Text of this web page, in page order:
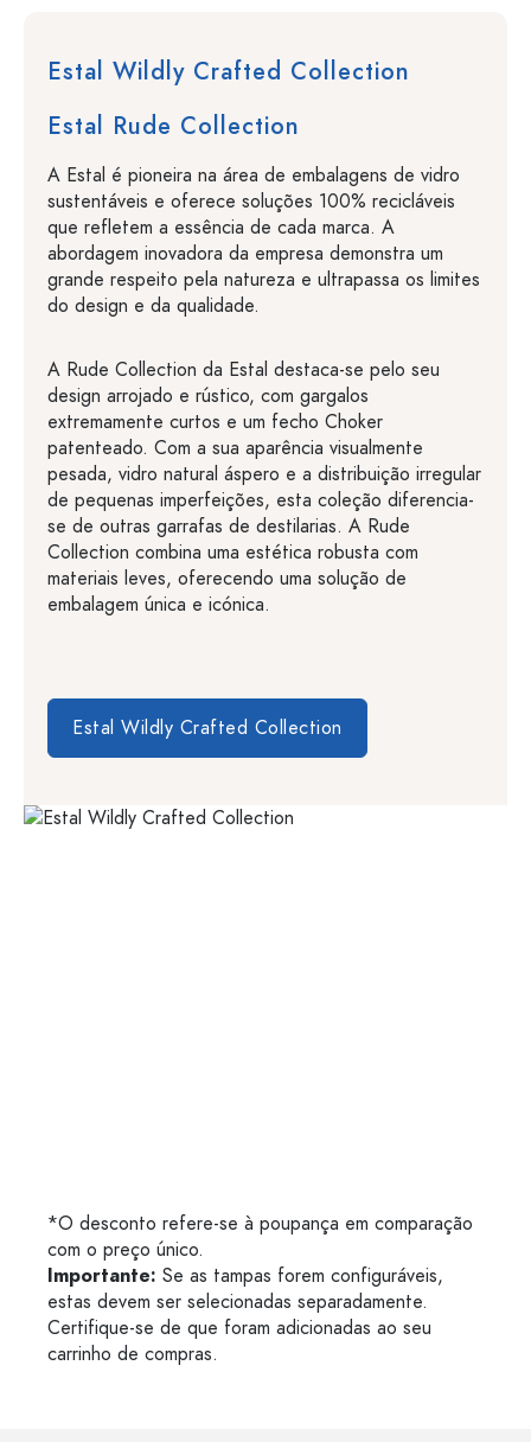
Estal Wildly Crafted Collection
Estal Rude Collection
A Estal é pioneira na área de embalagens de vidro
sustentáveis e oferece soluções 100% recicláveis
que refletem a essência de cada marca. A
abordagem inovadora da empresa demonstra um
grande respeito pela natureza e ultrapassa os limites
do design e da qualidade.
A Rude Collection da Estal destaca-se pelo seu
design arrojado e rústico, com gargalos
extremamente curtos e um fecho Choker
patenteado. Com a sua aparência visualmente
pesada, vidro natural áspero e a distribuição irregular
de pequenas imperfeições, esta coleção diferencia-
se de outras garrafas de destilarias. A Rude
Collection combina uma estética robusta com
materiais leves, oferecendo uma solução de
embalagem única e icónica.
Estal Wildly Crafted Collection
*O desconto refere-se à poupança em comparação
com o preço único.
Importante: Se as tampas forem configuráveis,
estas devem ser selecionadas separadamente.
Certifique-se de que foram adicionadas ao seu
carrinho de compras.